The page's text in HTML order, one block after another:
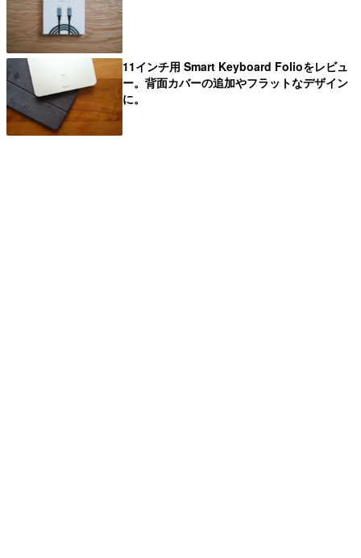
11インチ用 Smart Keyboard Folioをレビュ
ー。背面カバーの追加やフラットなデザイン
に。